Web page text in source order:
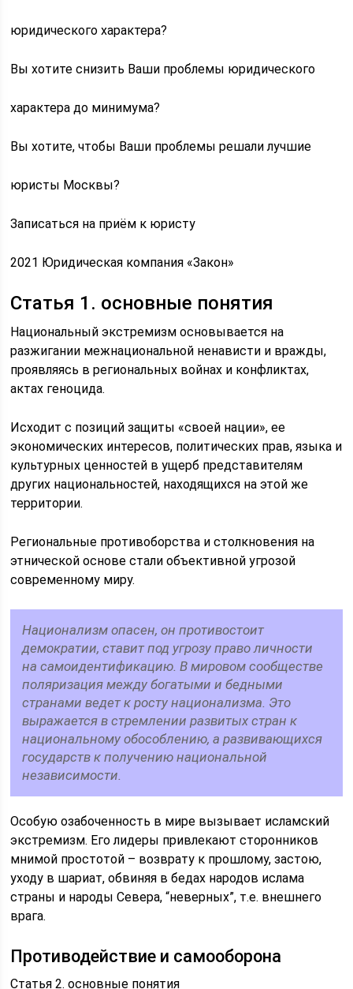
юридического характера?
Вы хотите снизить Ваши проблемы юридического
характера до минимума?
Вы хотите, чтобы Ваши проблемы решали лучшие
юристы Москвы?
Записаться на приём к юристу
2021 Юридическая компания «Закон»
Статья 1. основные понятия
Национальный экстремизм основывается на
разжигании межнациональной ненависти и вражды,
проявляясь в региональных войнах и конфликтах,
актах геноцида.
Исходит с позиций защиты «своей нации», ее
экономических интересов, политических прав, языка и
культурных ценностей в ущерб представителям
других национальностей, находящихся на этой же
территории.
Региональные противоборства и столкновения на
этнической основе стали объективной угрозой
современному миру.
Национализм опасен, он противостоит
демократии, ставит под угрозу право личности
на самоидентификацию. В мировом сообществе
поляризация между богатыми и бедными
странами ведет к росту национализма. Это
выражается в стремлении развитых стран к
национальному обособлению, а развивающихся
государств к получению национальной
независимости.
Особую озабоченность в мире вызывает исламский
экстремизм. Его лидеры привлекают сторонников
мнимой простотой – возврату к прошлому, застою,
уходу в шариат, обвиняя в бедах народов ислама
страны и народы Севера, “неверных”, т.е. внешнего
врага.
Противодействие и самооборона
Статья 2. основные понятия